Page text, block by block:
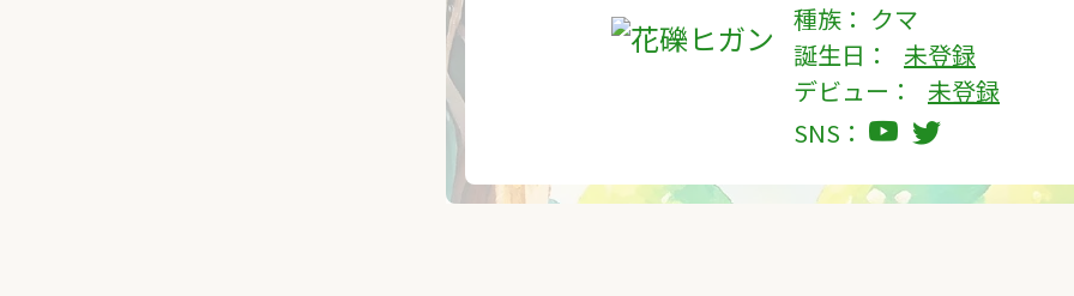
種族： クマ
誕生日：
未登録
デビュー：
未登録
SNS：